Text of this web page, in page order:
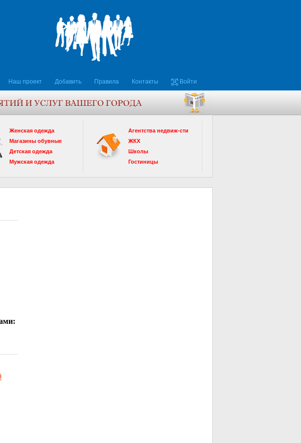
Наш проект Добавить Правила Контакты Войти
Женская одежда
Магазины обувные
Детская одежда
Мужская одежда
Агентства недвиж-сти
ЖКХ
Школы
Гостиницы